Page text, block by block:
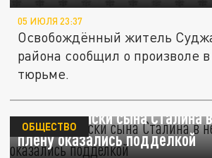
05 ИЮЛЯ 23:37
Освобождённый житель
района сообщил о произволе
тюрьме.
Фото и записки сына Сталина
плену оказались подделкой
ОБЩЕСТВО